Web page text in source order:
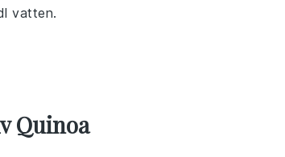
vatten.
Quinoa